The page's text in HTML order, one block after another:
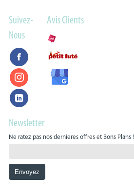
Suivez-
Nous
Avis Clients
Newsletter
Ne ratez pas nos dernieres offres et Bons Plans !